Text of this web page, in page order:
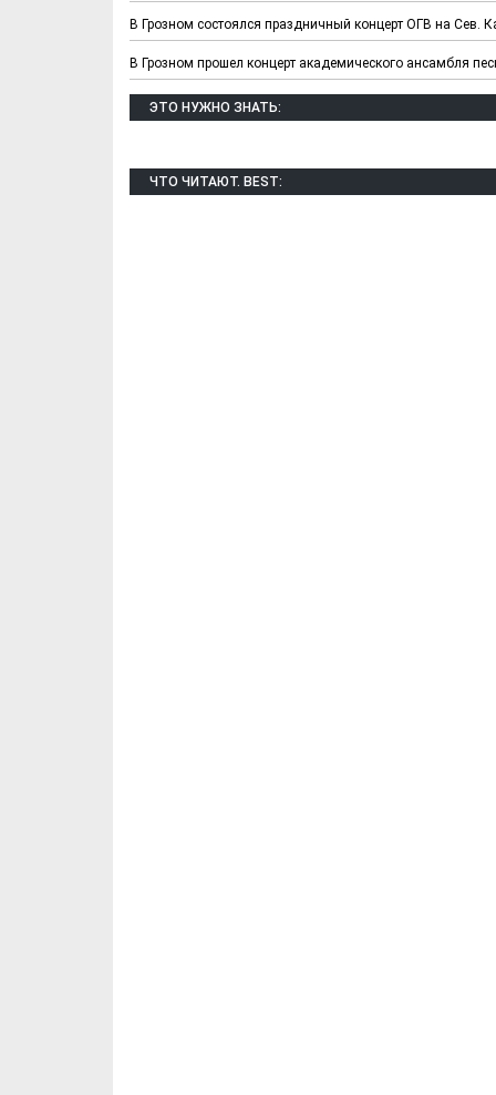
В Грозном состоялся праздничный концерт ОГВ на Сев.
В Грозном прошел концерт академического ансамбля
ЭТО НУЖНО ЗНАТЬ:
ЧТО ЧИТАЮТ. BEST: